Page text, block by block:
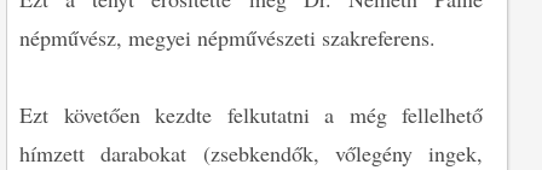
népművész, megyei népművészeti szakreferens.
Ezt követően kezdte felkutatni a még fellelhető
hímzett darabokat (zsebkendők, vőlegény ingek,